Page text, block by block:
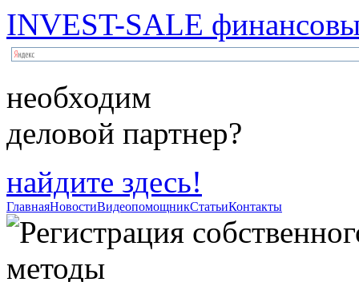
INVEST-SALE
необходим
деловой партнер?
найдите здесь!
ГлавнаяНовостиВидеопомощникСтатьиКонтакты